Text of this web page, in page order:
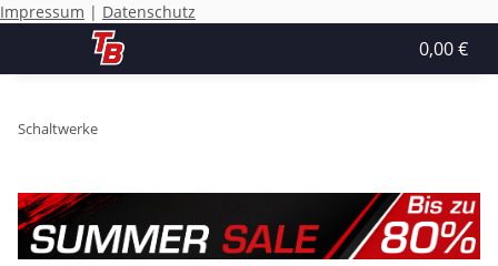
Impressum | Datenschutz
0,00 €
Schaltwerke